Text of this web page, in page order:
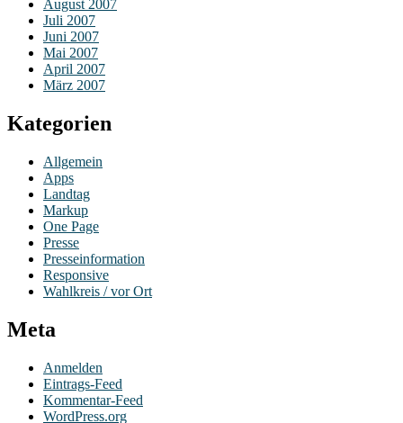
August 2007
Juli 2007
Juni 2007
Mai 2007
April 2007
März 2007
Kategorien
Allgemein
Apps
Landtag
Markup
One Page
Presse
Presseinformation
Responsive
Wahlkreis / vor Ort
Meta
Anmelden
Eintrags-Feed
Kommentar-Feed
WordPress.org